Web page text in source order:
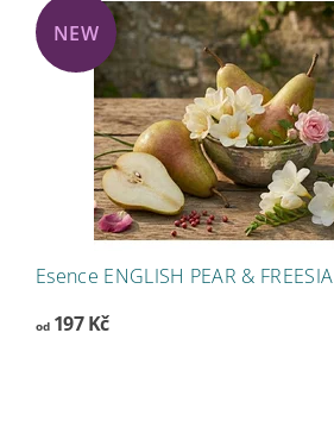
NEW
Esence ENGLISH PEAR & FREESIA
od197 Kč